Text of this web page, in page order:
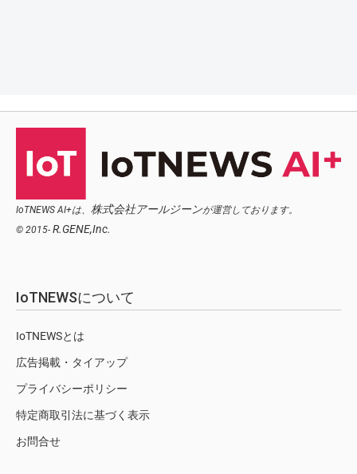
IoTNEWS AI+は、 株式会社アールジーンが運営しております。
© 2015- R.GENE,Inc.
IoTNEWSについて
IoTNEWSとは
広告掲載・タイアップ
プライバシーポリシー
特定商取引法に基づく表示
お問合せ